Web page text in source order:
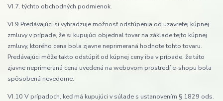
VI.7. týchto obchodných podmienok.
VI.9 Predávajúci si vyhradzuje možnosť odstúpenia od uzavretej kúpnej
zmluvy v prípade, že si kupujúci objednal tovar na základe tejto kúpnej
zmluvy, ktorého cena bola zjavne neprimeraná hodnote tohto tovaru.
Predávajúci môže takto odstúpiť od kúpnej ceny iba v prípade, že táto
zjavne neprimeraná cena uvedená na webovom prostredí e-shopu bola
spôsobená nevedome.
VI.10 V prípadoch, keď má kupujúci v súlade s ustanovením § 1829 ods.